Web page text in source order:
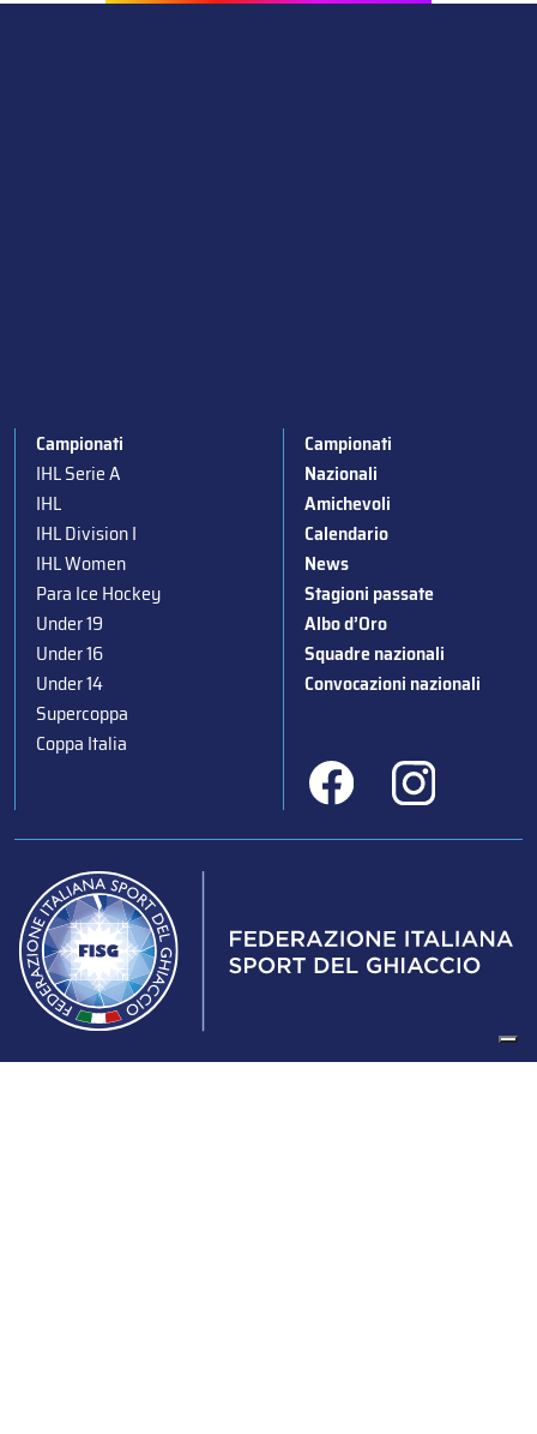
Campionati
IHL Serie A
IHL
IHL Division I
IHL Women
Para Ice Hockey
Under 19
Under 16
Under 14
Supercoppa
Coppa Italia
Campionati
Nazionali
Amichevoli
Calendario
News
Stagioni passate
Albo d’Oro
Squadre nazionali
Convocazioni nazionali